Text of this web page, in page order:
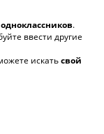
одноклассников.
ввести другие
искатьсвой